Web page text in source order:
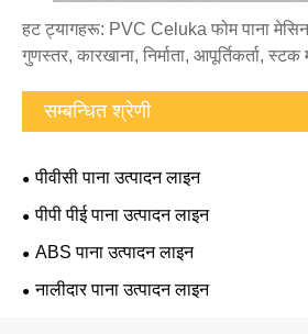
हट ट्यागहरू: PVC Celuka फोम पाना
गुणस्तर, कारखाना, निर्माता, आपूर्तिकर्ता, स्टक
सम्बन्धित श्रेणी
पीवीसी पाना उत्पादन लाइन
पीपी पीई पाना उत्पादन लाइन
ABS पाना उत्पादन लाइन
नालीदार पाना उत्पादन लाइन